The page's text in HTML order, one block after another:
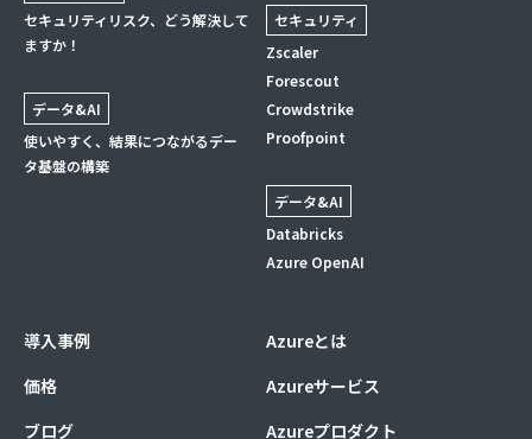
セキュリティリスク、どう解決して
ますか！
データ&AI
使いやすく、結果につながるデー
タ基盤の構築
セキュリティ
Zscaler
Forescout
Crowdstrike
Proofpoint
データ&AI
Databricks
Azure OpenAI
導入事例
価格
ブログ
Azureとは
Azureサービス
Azureプロダクト